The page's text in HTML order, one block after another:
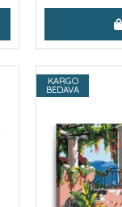
KARGO
BEDAVA